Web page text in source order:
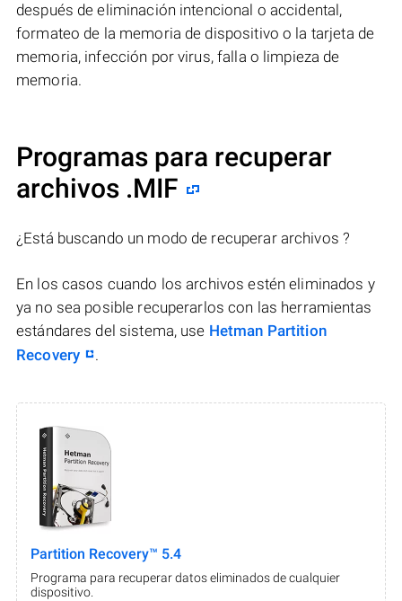
después de eliminación intencional o accidental,
formateo de la memoria de dispositivo o la tarjeta de
memoria, infección por virus, falla o limpieza de
memoria.
Programas para recuperar
archivos .MIF
¿Está buscando un modo de recuperar archivos ?
En los casos cuando los archivos estén eliminados y
ya no sea posible recuperarlos con las herramientas
estándares del sistema, use Hetman Partition
Recovery
.
Partition Recovery™ 5.4
Programa para recuperar datos eliminados de cualquier
dispositivo.